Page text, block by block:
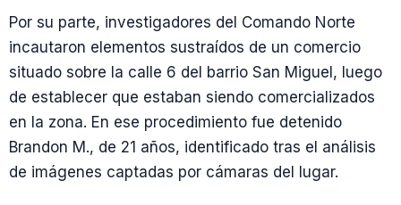
Por su parte, investigadores del Comando Norte
incautaron elementos sustraídos de un comercio
situado sobre la calle 6 del barrio San Miguel, luego
de establecer que estaban siendo comercializados
en la zona. En ese procedimiento fue detenido
Brandon M., de 21 años, identificado tras el análisis
de imágenes captadas por cámaras del lugar.